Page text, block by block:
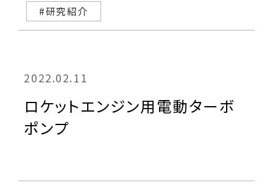
#研究紹介
2022.02.11
ロケットエンジン用電動ターボ
ポンプ